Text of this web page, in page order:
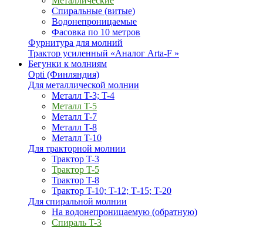
Спиральные (витые)
Водонепроницаемые
Фасовка по 10 метров
Фурнитура для молний
Трактор усиленный «Аналог Arta-F »
Бегунки к молниям
Opti (Финляндия)
Для металлической молнии
Металл T-3; T-4
Металл T-5
Металл T-7
Металл T-8
Металл T-10
Для тракторной молнии
Трактор T-3
Трактор T-5
Трактор T-8
Трактор T-10; T-12; Т-15; T-20
Для спиральной молнии
На водонепроницаемую (обратную)
Спираль T-3